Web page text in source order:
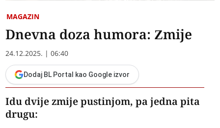
MAGAZIN
Dnevna doza humora: Zmije
24.12.2025. | 06:40
Dodaj BL Portal kao Google izvor
Idu dvije zmije pustinjom, pa jedna pita
drugu: